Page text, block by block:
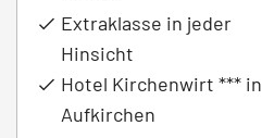
Extraklasse in jeder
Hinsicht
Hotel Kirchenwirt *** in
Aufkirchen